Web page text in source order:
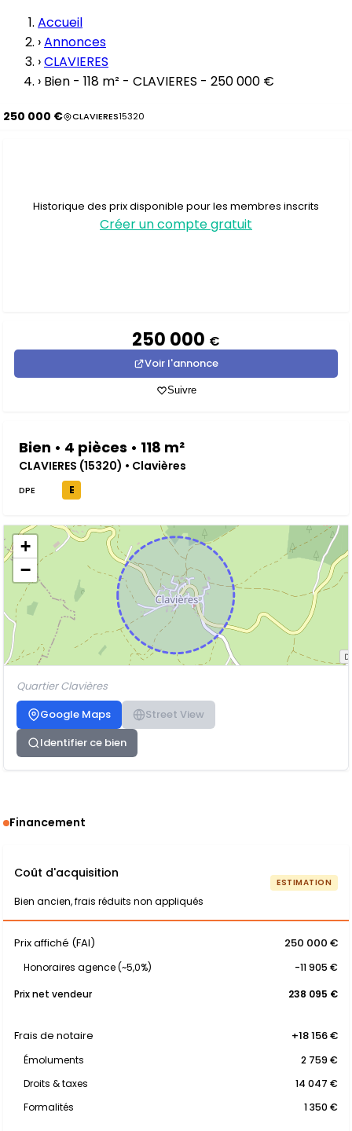
Accueil
›Annonces
›CLAVIERES
› Bien - 118 m² - CLAVIERES - 250 000 €
250 000 € CLAVIERES15320
Historique des prix disponible pour les membres inscrits
Créer un compte gratuit
250 000 €
Voir l'annonce
Suivre
Bien • 4 pièces • 118 m²
CLAVIERES (15320) • Clavières
DPE E
+
−
Quartier Clavières
Google Maps
Street View
Identifier ce bien
Financement
Coût d'acquisition
Bien ancien, frais réduits non appliqués
ESTIMATION
Prix affiché (FAI) 250 000 €
Honoraires agence (~5,0%)
-11 905 €
Prix net vendeur
238 095 €
Frais de notaire +18 156 €
Émoluments
2 759 €
Droits & taxes
14 047 €
Formalités
1 350 €